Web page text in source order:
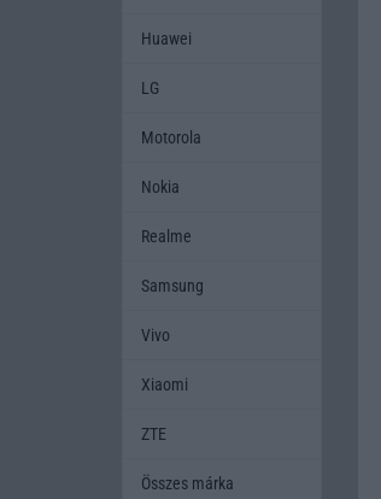
Huawei
LG
Motorola
Nokia
Realme
Samsung
Vivo
Xiaomi
ZTE
Összes márka